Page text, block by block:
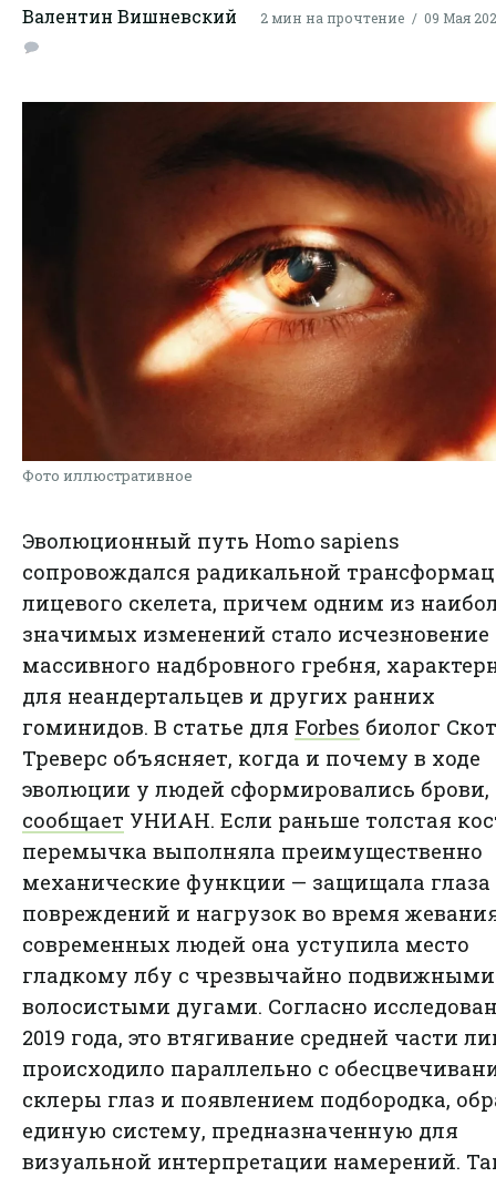
Валентин Вишневский 2 мин на прочтение 09 Мая
Фото иллюстративное
Эволюционный путь Homo sapiens
сопровождался радикальной
лицевого скелета, причем одним из
значимых изменений стало исчезновение
массивного надбровного гребня,
для неандертальцев и других ранних
гоминидов. В статье для Forbes биолог
Треверс объясняет, когда и почему в ходе
эволюции у людей сформировались брови,
сообщает УНИАН. Если раньше толстая
перемычка выполняла преимущественно
механические функции — защищала глаза
повреждений и нагрузок во время
современных людей она уступила место
гладкому лбу с чрезвычайно подвижными
волосистыми дугами. Согласно
2019 года, это втягивание средней части
происходило параллельно с
склеры глаз и появлением подбородка,
единую систему, предназначенную для
визуальной интерпретации намерений.